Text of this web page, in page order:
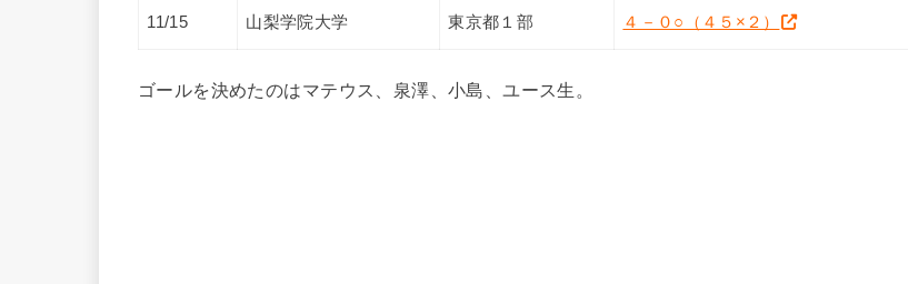
11/15 山梨学院大学 東京都１部 ４－０○（４５×２）
ゴールを決めたのはマテウス、泉澤、小島、ユース生。